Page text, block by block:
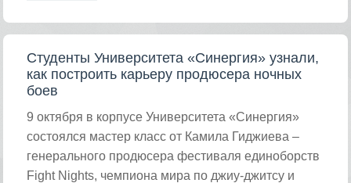
Студенты Университета «Синергия» узнали,
как построить карьеру продюсера ночных
боев
9 октября в корпусе Университета «Синергия»
состоялся мастер класс от Камила Гиджиева –
генерального продюсера фестиваля единоборств
Fight Nights, чемпиона мира по джиу-джитсу и